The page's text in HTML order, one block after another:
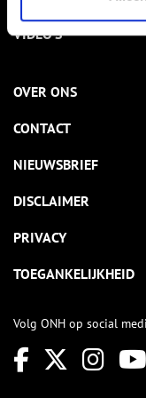
VIDEO’S
OVER ONS
CONTACT
NIEUWSBRIEF
DISCLAIMER
PRIVACY
TOEGANKELIJKHEID
Volg ONH op social